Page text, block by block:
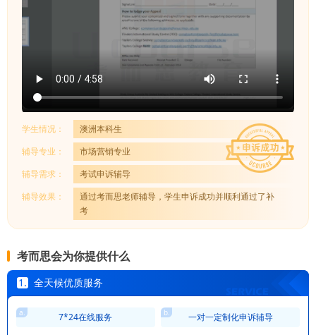
学生情况：
澳洲本科生
辅导专业：
市场营销专业
辅导需求：
考试申诉辅导
辅导效果：
通过考而思老师辅导，学生申诉成功并顺利通过了补
考
考而思会为你提供什么
1. 全天候优质服务
7*24在线服务 一对一定制化申诉辅导